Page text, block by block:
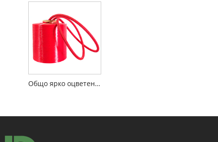
Общо ярко оцветена найлонова индустриална прежда